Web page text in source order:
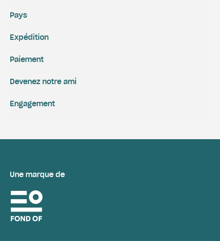
Expédition
Paiement
Engagement
Devenez notre ami
Pays
Une marque de